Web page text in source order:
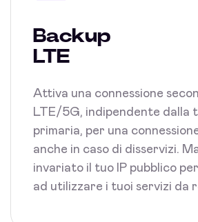
Backup
LTE
Attiva una connessione
LTE/5G, indipendente dalla
primaria, per una
anche in caso di disservizi.
invariato il tuo IP pubblico
ad utilizzare i tuoi servizi da